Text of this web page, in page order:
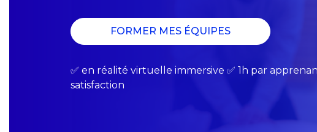
FORMER MES ÉQUIPES
✅​ en réalité virtuelle immersive ✅​ 1h par
satisfaction